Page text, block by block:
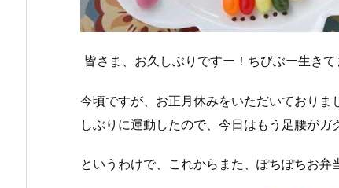
皆さま、お久しぶりですー！ちびぶー生きて
今頃ですが、お正月休みをいただいており
しぶりに運動したので、今日はもう足腰がガ
というわけで、これからまた、ぽちぽちお弁